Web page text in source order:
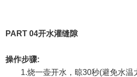
PART 04开水灌缝隙
操作步骤:
1.烧一壶开水，晾30秒(避免水温